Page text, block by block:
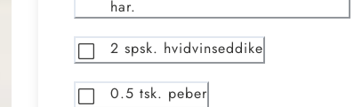
har.
2 spsk. hvidvinseddike
0.5 tsk. peber